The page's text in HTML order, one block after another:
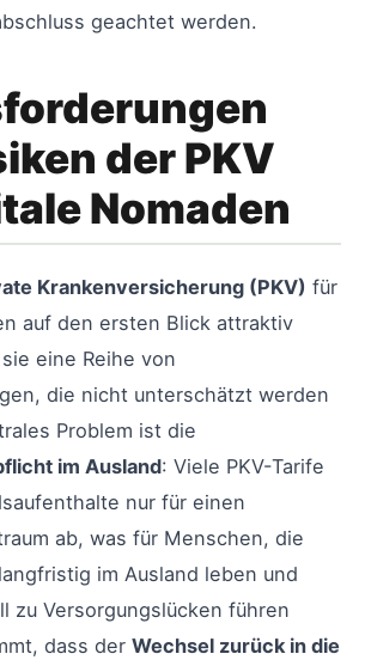
geachtet werden.
der PKV
Nomaden
Krankenversicherung (PKV) für
auf den ersten Blick attraktiv
eine Reihe von
die nicht unterschätzt werden
Problem ist die
im Ausland: Viele PKV-Tarife
nur für einen
ab, was für Menschen, die
im Ausland leben und
zu Versorgungslücken führen
dass der Wechsel zurück in die